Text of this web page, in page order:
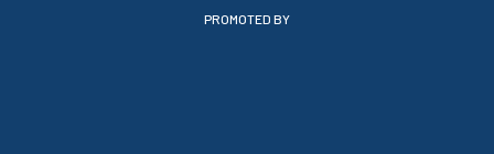
PROMOTED BY